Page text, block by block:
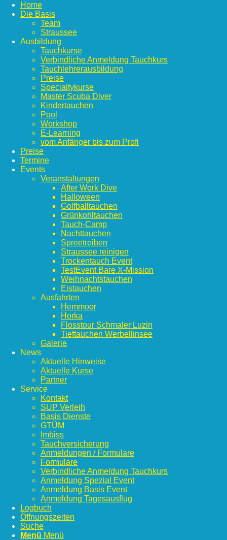
Home
Die Basis
Team
Straussee
Ausbildung
Tauchkurse
Verbindliche Anmeldung Tauchkurs
Tauchlehrerausbildung
Preise
Specialtykurse
Master Scuba Diver
Kindertauchen
Pool
Workshop
E-Learning
vom Anfänger bis zum Profi
Preise
Termine
Events
Veranstaltungen
After Work Dive
Halloween
Golfballtauchen
Grünkohltauchen
Tauch-Camp
Nachttauchen
Spreetreiben
Straussee reinigen
Trockentauch Event
TestEvent Bare X-Mission
Weihnachtstauchen
Eistauchen
Ausfahrten
Hemmoor
Horka
Flosstour Schmaler Luzin
Tieftauchen Werbellinsee
Galerie
News
Aktuelle Hinweise
Aktuelle Kurse
Partner
Service
Kontakt
SUP Verleih
Basis Dienste
GTÜM
Imbiss
Tauchversicherung
Anmeldungen / Formulare
Formulare
Verbindliche Anmeldung Tauchkurs
Anmeldung Spezial Event
Anmeldung Basis Event
Anmeldung Tagesausflug
Logbuch
Öffnungszeiten
Suche
Menü Menü